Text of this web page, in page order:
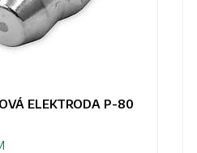
ELEKTRODA P-80